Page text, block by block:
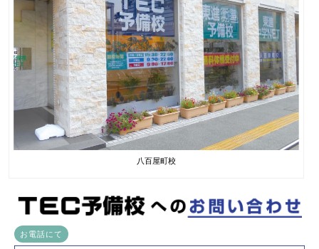
八百屋町校
お電話にて